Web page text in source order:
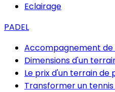
Eclairage
PADEL
Accompagnement de
Dimensions d'un
Le prix d'un terrain de
Transformer un